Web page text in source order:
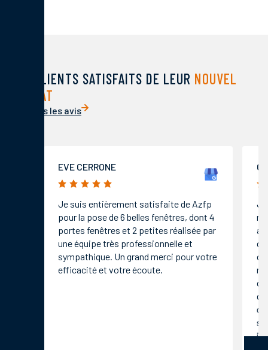
DES CLIENTS SATISFAITS DE LEUR NOUVEL
HABITAT
Voir tous les avis
EVE CERRONE
Je suis entièrement satisfaite de Azfp
pour la pose de 6 belles fenêtres, dont 4
portes fenêtres et 2 petites réalisée par
une équipe très professionnelle et
sympathique. Un grand merci pour votre
efficacité et votre écoute.
COCO K
J ai
ainsi
de
qui s
sont